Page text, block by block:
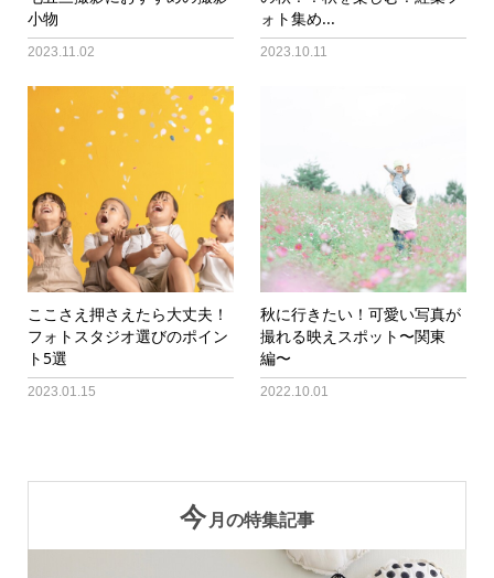
小物
2023.11.02
ォト集め...
2023.10.11
ここさえ押さえたら大丈夫！
フォトスタジオ選びのポイン
ト5選
2023.01.15
秋に行きたい！可愛い写真が
撮れる映えスポット〜関東
編〜
2022.10.01
今月の特集記事